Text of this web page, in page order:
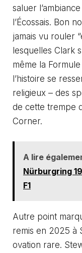
saluer
l’Écossais. Bon
jamais vu rouler
lesquelles Clark
même la
l’histoire se
religieux – des
de cette trempe
Corner.
A lire
Nürburgring
F1
Autre point
remis en 2025 à
ovation rare.